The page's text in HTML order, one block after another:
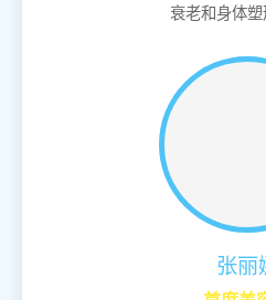
衰老和身体塑
张丽